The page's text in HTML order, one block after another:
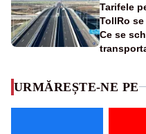
Tarifele
TollRo
Ce se
URMĂREȘTE-NE PE